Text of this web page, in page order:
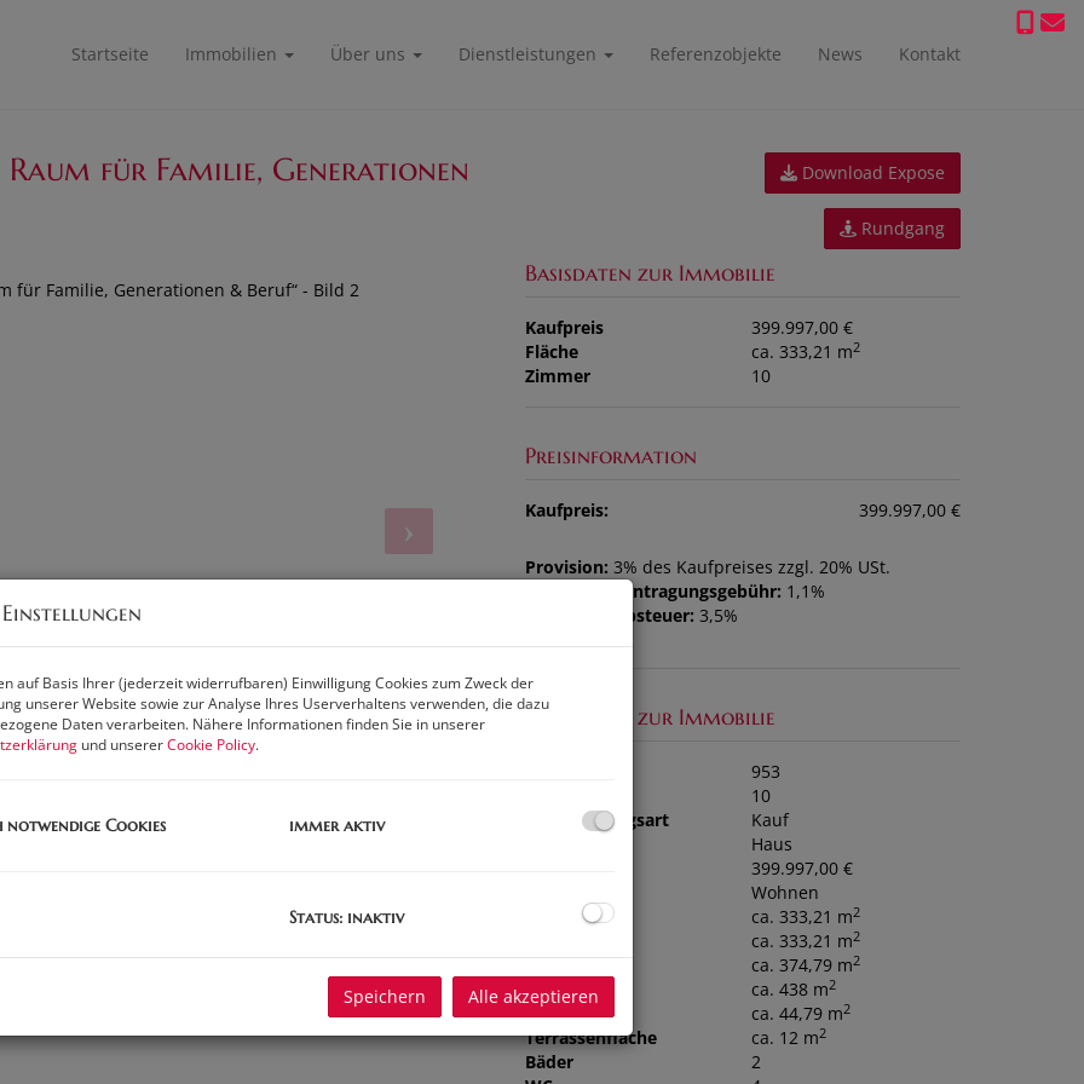
Startseite Immobilien Über uns Dienstleistungen Referenzobjekte News Kontakt
Raum für Familie, Generationen
zählt.
nutzbaren Einfamilienhaus, dasmehr alsnurWohnen
Ideal für Familien, Selbstständige, kreative Köpfe und
Download Expose
Rundgang
Basisdaten zur Immobilie
Kaufpreis
399.997,00 €
Fläche
ca. 333,21 m2
Zimmer 10
Preisinformation
Kaufpreis: 399.997,00 €
Provision: 3% des Kaufpreises zzgl. 20% USt.
Grundbucheintragungsgebühr: 1,1%
Grunderwerbsteuer: 3,5%
Basisdaten zur Immobilie
953
10
Vermarktungsart
Kauf
Haus
399.997,00 €
Wohnen
ca. 333,21 m2
ca. 333,21 m2
Nutzfläche ca. 374,79 m2
Grundfläche ca. 438 m2
Kellerfläche ca. 44,79 m2
Terrassenfläche ca. 12 m2
Bäder
2
auf Basis Ihrer (jederzeit widerrufbaren) Einwilligung Cookies zum Zweck der
unserer Website sowie zur Analyse Ihres Userverhaltens verwenden, die dazu
Daten verarbeiten. Nähere Informationen finden Sie in unserer
und unsererCookie Policy.
notwendige Cookies immer aktiv
Status: inaktiv
Speichern Alle akzeptieren